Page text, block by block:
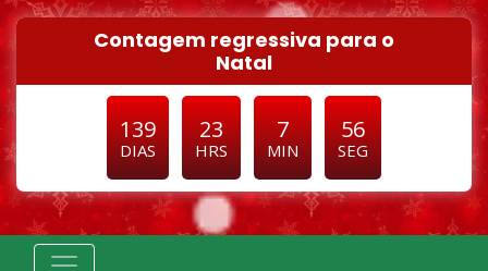
Contagem regressiva para o
Natal
139
DIAS
23
HRS
7
MIN
55
SEG